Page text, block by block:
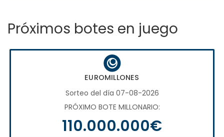
Próximos botes en juego
EUROMILLONES
Sorteo del día 07-08-2026
PRÓXIMO BOTE MILLONARIO:
110.000.000€